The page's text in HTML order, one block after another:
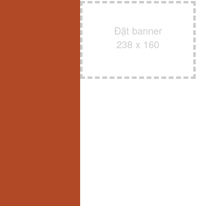
Đặt banner
238 x 160